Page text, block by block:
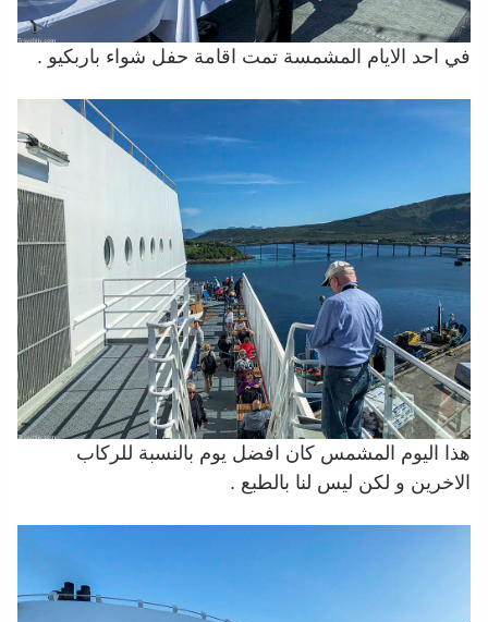
في احد الايام المشمسة تمت اقامة حفل شواء باربكيو .
هذا اليوم المشمس كان افضل يوم بالنسبة للركاب
الاخرين و لكن ليس لنا بالطبع .